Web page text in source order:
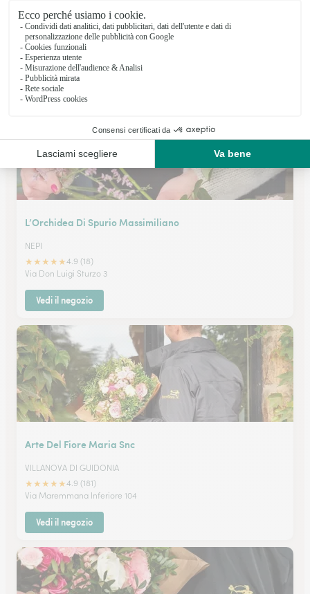
MENTANA
★★★★★4.8 (35)
Via A. Moscatelli 185
Vedi il negozio
L’Orchidea Di Spurio Massimiliano
NEPI
★★★★★4.9 (18)
Via Don Luigi Sturzo 3
Vedi il negozio
Arte Del Fiore Maria Snc
VILLANOVA DI GUIDONIA
★★★★★4.9 (181)
Via Maremmana Inferiore 104
Vedi il negozio